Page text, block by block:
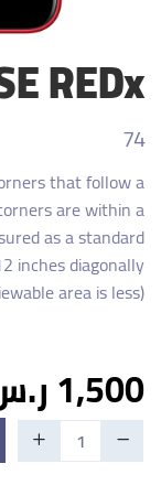
REDx
74
that follow a
are within a
as a standard
inches diagonally
area is less).
1,500 ر.س